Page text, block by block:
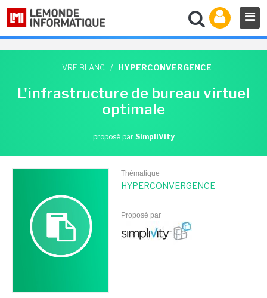
LIVRE BLANC / HYPERCONVERGENCE
L'infrastructure de bureau virtuel
optimale
proposé par SimpliVity
Thématique
HYPERCONVERGENCE
Proposé par